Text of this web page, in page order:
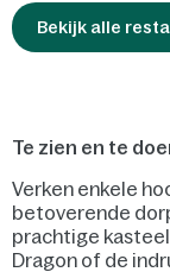
Bekijk alle
Te zien en te
Verken enkele
betoverende
prachtige
Dragon of de